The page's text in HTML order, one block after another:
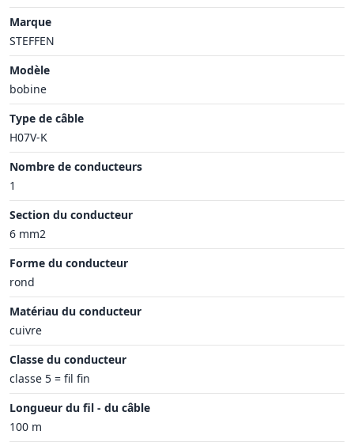
Marque
STEFFEN
Modèle
bobine
Type de câble
H07V-K
Nombre de conducteurs
1
Section du conducteur
6 mm2
Forme du conducteur
rond
Matériau du conducteur
cuivre
Classe du conducteur
classe 5 = fil fin
Longueur du fil - du câble
100 m